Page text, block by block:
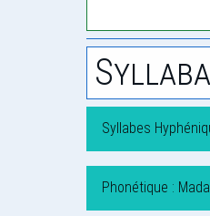
Syllabes
Phonétique :